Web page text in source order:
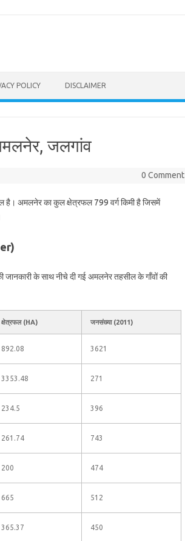
POLICY DISCLAIMER
जलगांव
0 Comment
है। अमलनेर का कुल क्षेत्रफल 799 वर्ग किमी है जिसमें
के साथ नीचे दी गई अमलनेर तहसील के गाँवों की
क्षेत्रफल (HA) जनसंख्या (2011)
892.08 3621
3353.48 271
234.5 396
261.74 743
200 474
665 512
365.37 450